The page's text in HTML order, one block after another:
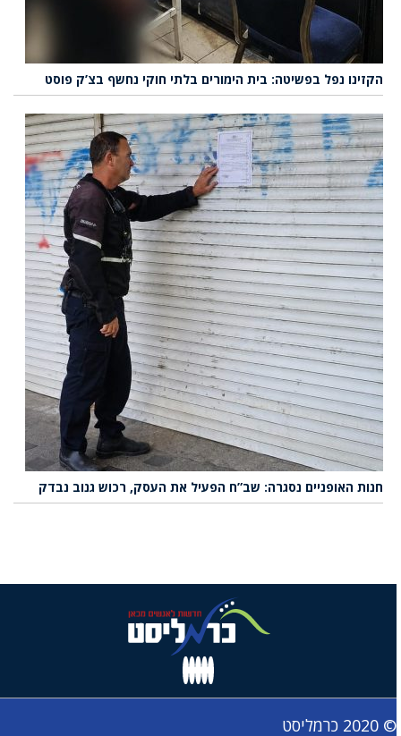
הקזינו נפל בפשיטה: בית הימורים בלתי חוקי נחשף בצ’ק פוסט
חנות האופניים נסגרה: שב”ח הפעיל את העסק, רכוש גנוב נבדק
© 2020 כרמליסט